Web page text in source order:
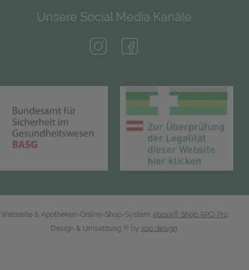
Unsere Social Media Kanäle
(öffnet in neuem Tab)
(öffnet in neuem Tab)
Webseite & Apotheken-Online-Shop-System: eboxx® Shop APO-Pro
Design & Umsetzung ® by xoo design